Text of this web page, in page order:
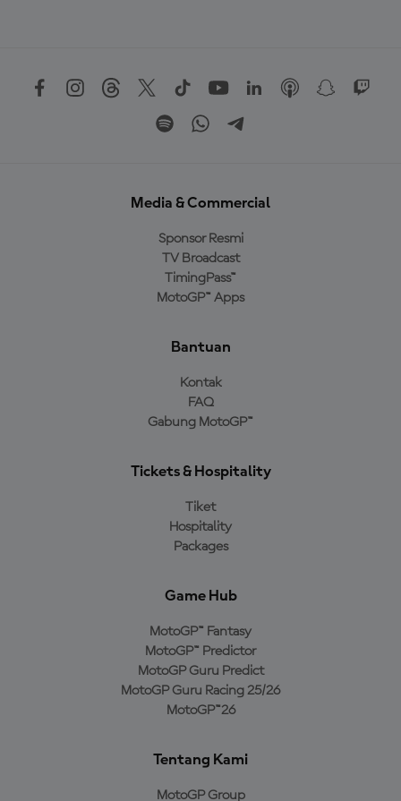
Media & Commercial
Sponsor Resmi
TV Broadcast
TimingPass™
MotoGP™ Apps
Bantuan
Kontak
FAQ
Gabung MotoGP™
Tickets & Hospitality
Tiket
Hospitality
Packages
Game Hub
MotoGP™ Fantasy
MotoGP™ Predictor
MotoGP Guru Predict
MotoGP Guru Racing 25/26
MotoGP™26
Tentang Kami
MotoGP Group